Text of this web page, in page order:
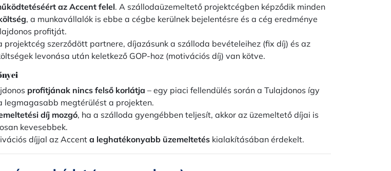
az Accent felel. A szállodaüzemeltető projektcégben képződik minden
, a munkavállalók is ebbe a cégbe kerülnek bejelentésre és a cég eredménye
profitját.
projektcég szerződött partnere, díjazásunk a szálloda bevételeihez (fix díj) és az
levonása után keletkező GOP-hoz (motivációs díj) van kötve.
profitjának nincs felső korlátja – egy piaci fellendülés során a Tulajdonos így
legmagasabb megtérülést a projekten.
díj mozgó, ha a szálloda gyengébben teljesít, akkor az üzemeltető díjai is
kevesebbek.
díjjal az Accenta leghatékonyabb üzemeltetés kialakításában érdekelt.